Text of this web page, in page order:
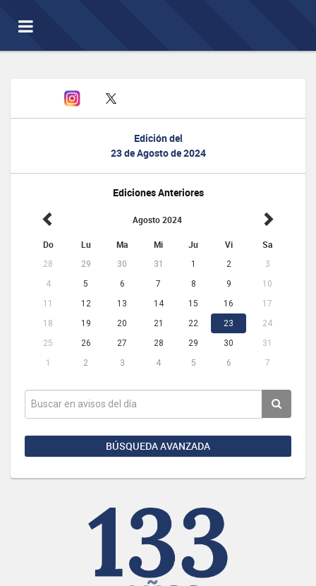
Toggle
navigation
Edición del
23 de Agosto de 2024
Ediciones Anteriores
Agosto 2024
Do Lu Ma Mi Ju Vi Sa
28 29 30 31 1 2
3
4
5 6 7 8 9
10
11
12 13 14 15 16
17
18
19 20 21 22 23
24
25
26 27 28 29 30
31
1
2 3 4 5 6 7
BÚSQUEDA AVANZADA